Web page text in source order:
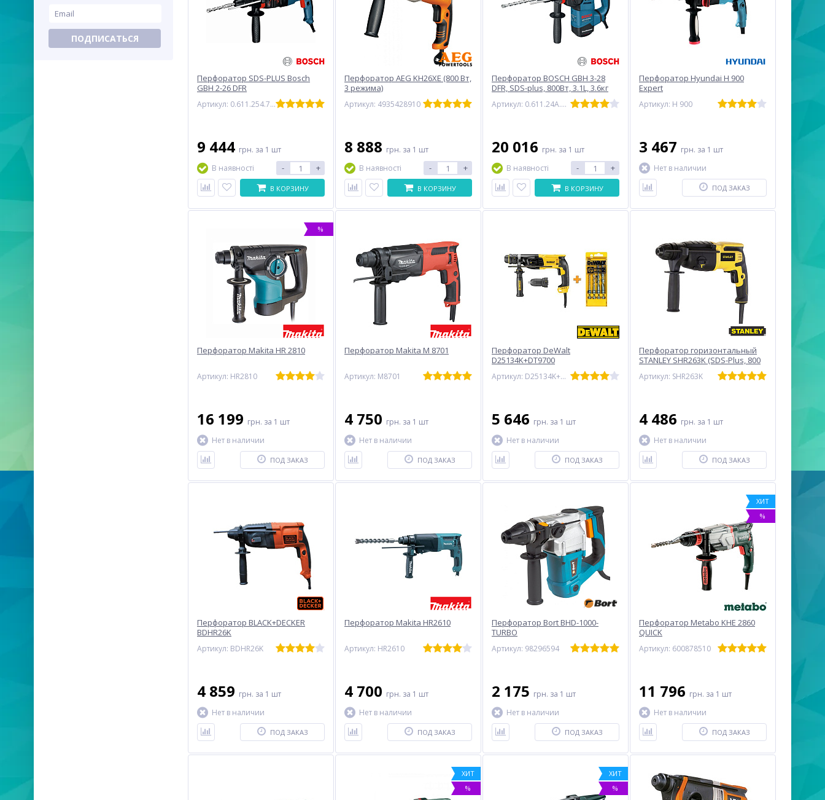
ПОДПИСАТЬСЯ
Перфоратор SDS-PLUS Bosch
GBH 2-26 DFR
Артикул: 0.611.254.768
9 444 грн. за 1 шт
В наявності
- +
В КОРЗИНУ
Перфоратор AEG KH26XE (800 Вт,
3 режима)
Артикул: 4935428910
8 888 грн. за 1 шт
В наявності
- +
В КОРЗИНУ
Перфоратор BOSCH GBH 3-28
DFR, SDS-plus, 800Вт, 3.1L, 3.6кг
Артикул: 0.611.24A.000
20 016 грн. за 1 шт
В наявності
- +
В КОРЗИНУ
Перфоратор Hyundai H 900
Expert
Артикул: H 900
3 467 грн. за 1 шт
Нет в наличии
ПОД ЗАКАЗ
%
Перфоратор Makita HR 2810
Артикул: HR2810
16 199 грн. за 1 шт
Нет в наличии
ПОД ЗАКАЗ
Перфоратор Makita M 8701
Артикул: M8701
4 750 грн. за 1 шт
Нет в наличии
ПОД ЗАКАЗ
Перфоратор DeWalt
D25134K+DT9700
Артикул: D25134K+DT9700
5 646 грн. за 1 шт
Нет в наличии
ПОД ЗАКАЗ
Перфоратор горизонтальный
STANLEY SHR263K (SDS-Plus, 800
Артикул: SHR263K
4 486 грн. за 1 шт
Нет в наличии
ПОД ЗАКАЗ
Перфоратор BLACK+DECKER
BDHR26K
Артикул: BDHR26K
4 859 грн. за 1 шт
Нет в наличии
ПОД ЗАКАЗ
Перфоратор Makita HR2610
Артикул: HR2610
4 700 грн. за 1 шт
Нет в наличии
ПОД ЗАКАЗ
Перфоратор Bort BHD-1000-
TURBO
Артикул: 98296594
2 175 грн. за 1 шт
Нет в наличии
ПОД ЗАКАЗ
ХИТ
%
Перфоратор Metabo KHE 2860
QUICK
Артикул: 600878510
11 796 грн. за 1 шт
Нет в наличии
ПОД ЗАКАЗ
ХИТ
%
ХИТ
%